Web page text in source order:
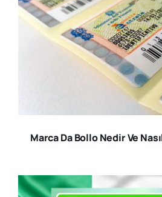
Marca Da Bollo Nedir Ve